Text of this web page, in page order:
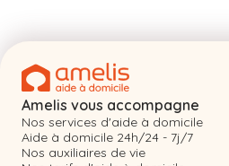
Amelis vous accompagne
Nos services d'aide à domicile
Aide à domicile 24h/24 - 7j/7
Nos auxiliaires de vie